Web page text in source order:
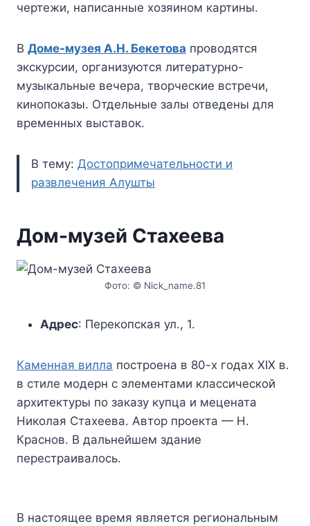
чертежи, написанные хозяином картины.
В Доме-музея А.Н. Бекетова проводятся
экскурсии, организуются литературно-
музыкальные вечера, творческие встречи,
кинопоказы. Отдельные залы отведены для
временных выставок.
В тему: Достопримечательности и
развлечения Алушты
Дом-музей Стахеева
Фото: © Nick_name.81
Адрес: Перекопская ул., 1.
Каменная вилла построена в 80-х годах XIX в.
в стиле модерн с элементами классической
архитектуры по заказу купца и мецената
Николая Стахеева. Автор проекта — Н.
Краснов. В дальнейшем здание
перестраивалось.
В настоящее время является региональным